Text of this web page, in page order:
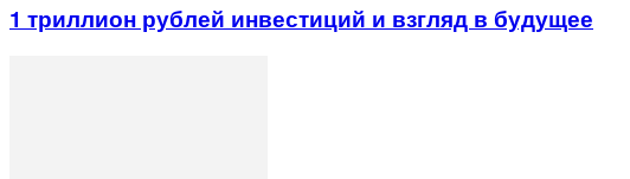
1 триллион рублей инвестиций и взгляд в будущее